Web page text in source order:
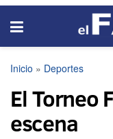
Inicio » Deportes
El Torneo
escena